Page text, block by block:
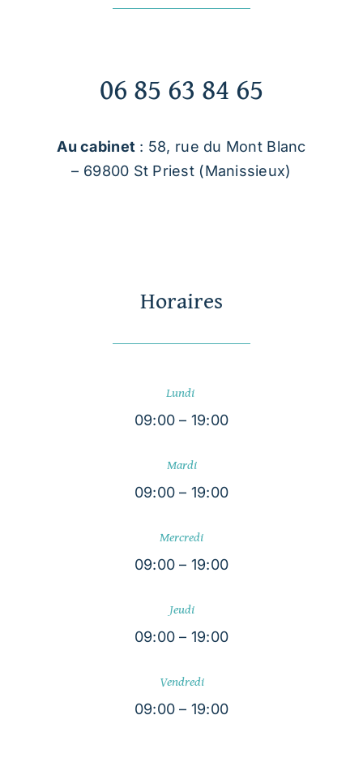
06 85 63 84 65
Au cabinet : 58, rue du Mont Blanc
– 69800 St Priest (Manissieux)
Horaires
Lundi
09:00 – 19:00
Mardi
09:00 – 19:00
Mercredi
09:00 – 19:00
Jeudi
09:00 – 19:00
Vendredi
09:00 – 19:00